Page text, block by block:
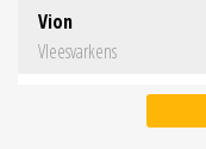
Vion
Vleesvarkens